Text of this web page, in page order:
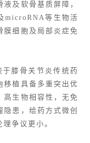
及软骨基质屏障，
microRNA等生物活
膜细胞及局部炎症免
于膝骨关节炎传统药
移植具备多重突出优
高生物相容性，无免
患，给药方式微创
争议更小。